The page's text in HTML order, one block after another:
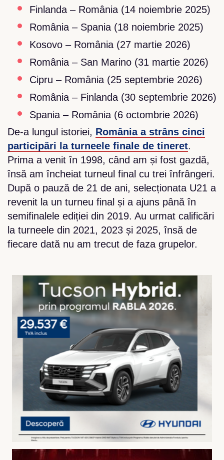
Finlanda – România (14 noiembrie 2025)
România – Spania (18 noiembrie 2025)
Kosovo – România (27 martie 2026)
România – San Marino (31 martie 2026)
Cipru – România (25 septembrie 2026)
România – Finlanda (30 septembrie 2026)
Spania – România (6 octombrie 2026)
De-a lungul istoriei, România a strâns cinci
participări la turneele finale de tineret.
Prima a venit în 1998, când am și fost gazdă,
însă am încheiat turneul final cu trei înfrângeri.
După o pauză de 21 de ani, selecționata U21 a
revenit la un turneu final și a ajuns până în
semifinalele ediției din 2019. Au urmat calificări
la turneele din 2021, 2023 și 2025, însă de
fiecare dată nu am trecut de faza grupelor.